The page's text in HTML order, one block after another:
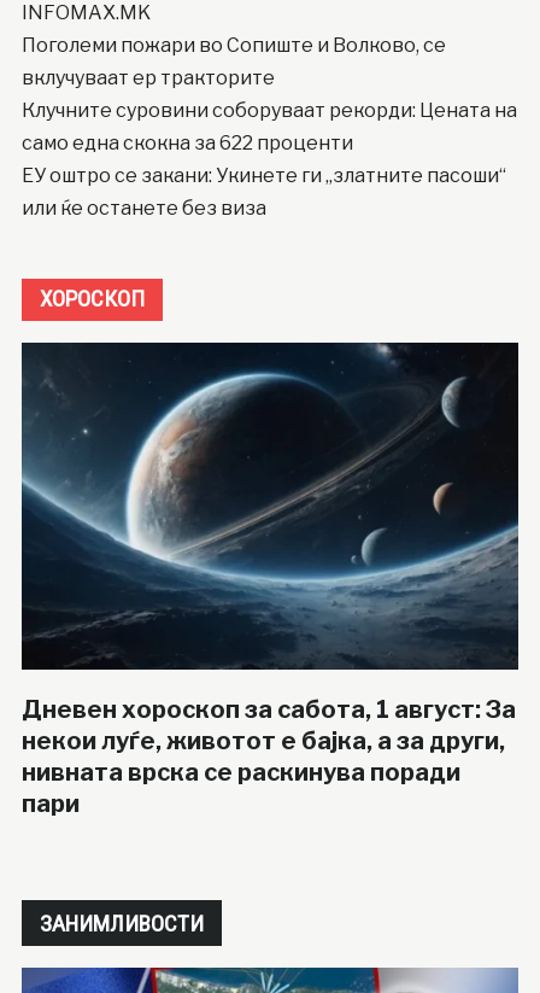
INFOMAX.MK
Поголеми пожари во Сопиште и Волково, се
вклучуваат ер тракторите
Клучните суровини соборуваат рекорди: Цената на
само една скокна за 622 проценти
ЕУ оштро се закани: Укинете ги „златните пасоши“
или ќе останете без виза
ХОРОСКОП
Дневен хороскоп за сабота, 1 август: За
некои луѓе, животот е бајка, а за други,
нивната врска се раскинува поради
пари
ЗАНИМЛИВОСТИ